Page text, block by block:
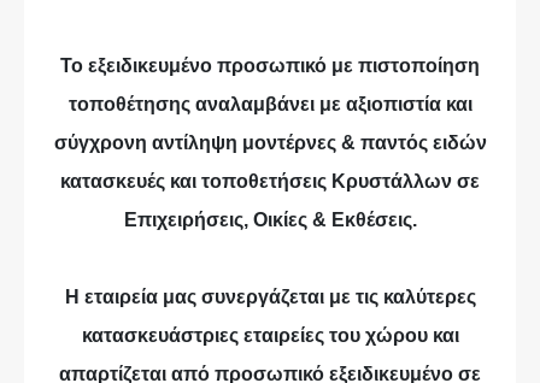
Το εξειδικευμένο προσωπικό με πιστοποίηση
τοποθέτησης αναλαμβάνει με αξιοπιστία και
σύγχρονη αντίληψη μοντέρνες & παντός ειδών
κατασκευές και τοποθετήσεις Κρυστάλλων σε
Επιχειρήσεις, Οικίες & Εκθέσεις.
Η εταιρεία μας συνεργάζεται με τις καλύτερες
κατασκευάστριες εταιρείες του χώρου και
απαρτίζεται από προσωπικό εξειδικευμένο σε